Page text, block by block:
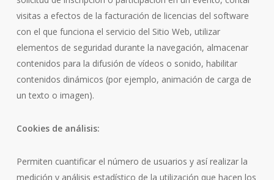
visitas a efectos de la facturación de licencias del software
con el que funciona el servicio del Sitio Web, utilizar
elementos de seguridad durante la navegación, almacenar
contenidos para la difusión de vídeos o sonido, habilitar
contenidos dinámicos (por ejemplo, animación de carga de
un texto o imagen).
Cookies de análisis:
Permiten cuantificar el número de usuarios y así realizar la
medición y análisis estadístico de la utilización que hacen los